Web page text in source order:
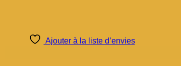
Ajouter à la liste d’envies